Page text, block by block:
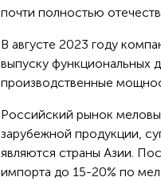
почти полностью
В августе 2023 году
выпуску функциональных
производственные
Российский рынок
зарубежной продукции,
являются страны Азии.
импорта до 15-20% по